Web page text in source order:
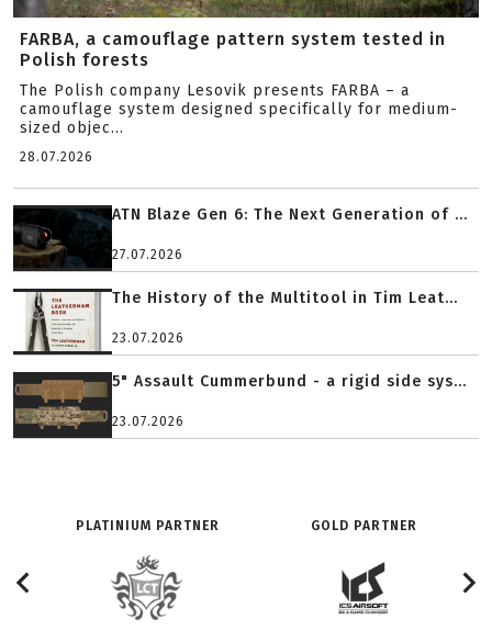
FARBA, a camouflage pattern system tested in
Polish forests
The Polish company Lesovik presents FARBA – a
camouflage system designed specifically for medium-
sized objec...
28.07.2026
ATN Blaze Gen 6: The Next Generation of ...
27.07.2026
The History of the Multitool in Tim Leat...
23.07.2026
5" Assault Cummerbund - a rigid side sys...
23.07.2026
PLATINIUM PARTNER GOLD PARTNER